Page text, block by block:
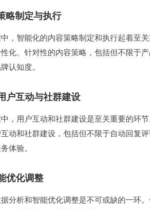
略制定与执行
，智能化的内容策略制定和执行起着至
化、针对性的内容策略，包括但不限于
认知度。
户互动与社群建设
，用户互动和社群建设是至关重要的环
动和社群建设，包括但不限于自动回复
体验。
优化调整
分析和智能优化调整是不可或缺的一环